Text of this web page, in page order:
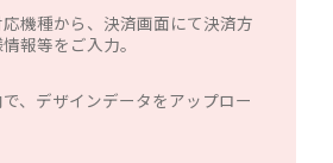
機種から、決済画面にて決済方
報等をご入力。
、デザインデータをアップロー